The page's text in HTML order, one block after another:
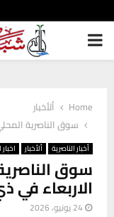
PRIMARY
Home
ألأخبار
سوق الناصرية
أخبار الناصرية ألأخبار
سوق
الاربعاء في
24 يونيو، 2026